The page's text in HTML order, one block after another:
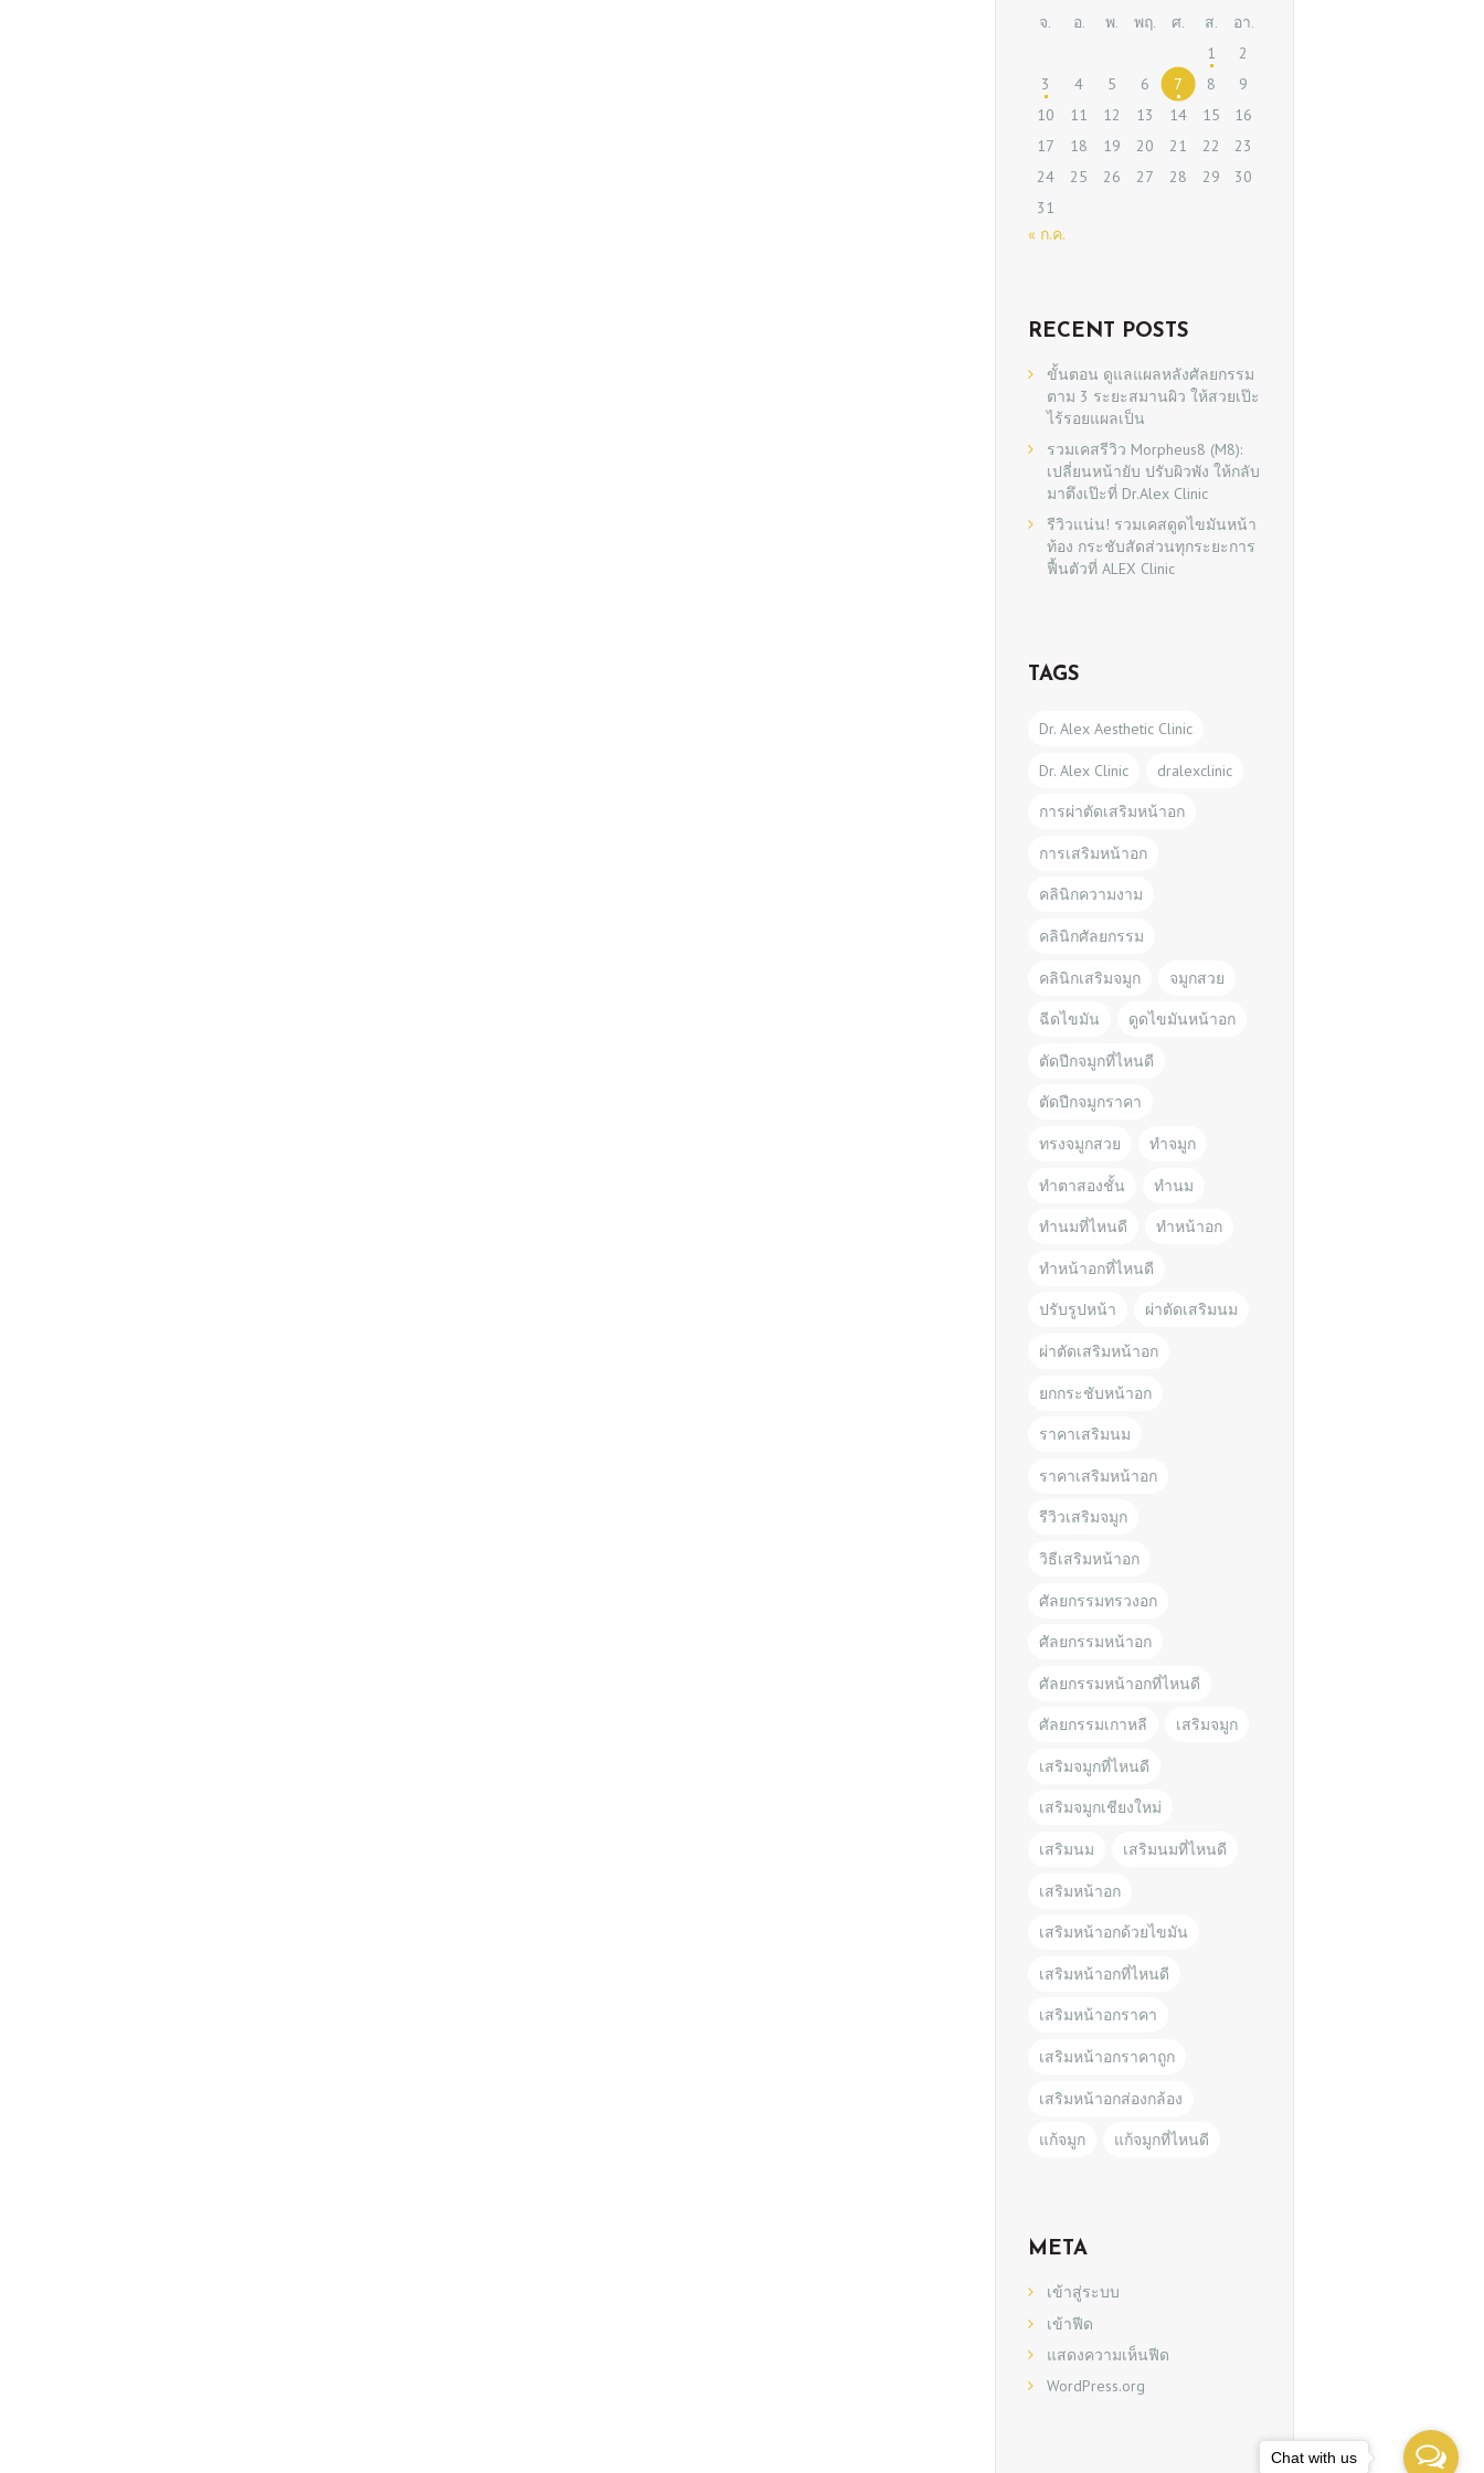
จ.
อ. พ. พฤ. ศ. ส. อา.
1
2
3
4 5 6 7 8
9
10
11 12 13 14 15
16
17
18 19 20 21 22
23
24
25 26 27 28 29
30
31
« ก.ค.
RECENT POSTS
ขั้นตอน ดูแลแผลหลังศัลยกรรม
ตาม 3 ระยะสมานผิว ให้สวยเป๊ะ
ไร้รอยแผลเป็น
รวมเคสรีวิว Morpheus8 (M8):
เปลี่ยนหน้ายับ ปรับผิวพัง ให้กลับ
มาตึงเป๊ะที่ Dr.Alex Clinic
รีวิวแน่น! รวมเคสดูดไขมันหน้า
ท้อง กระชับสัดส่วนทุกระยะการ
ฟื้นตัวที่ ALEX Clinic
TAGS
Dr. Alex Aesthetic Clinic
Dr. Alex Clinic dralexclinic
การผ่าตัดเสริมหน้าอก
การเสริมหน้าอก
คลินิกความงาม
คลินิกศัลยกรรม
คลินิกเสริมจมูก จมูกสวย
ฉีดไขมัน ดูดไขมันหน้าอก
ตัดปีกจมูกที่ไหนดี
ตัดปีกจมูกราคา
ทรงจมูกสวย ทำจมูก
ทำตาสองชั้น ทำนม
ทำนมที่ไหนดี ทำหน้าอก
ทำหน้าอกที่ไหนดี
ปรับรูปหน้า ผ่าตัดเสริมนม
ผ่าตัดเสริมหน้าอก
ยกกระชับหน้าอก
ราคาเสริมนม
ราคาเสริมหน้าอก
รีวิวเสริมจมูก
วิธีเสริมหน้าอก
ศัลยกรรมทรวงอก
ศัลยกรรมหน้าอก
ศัลยกรรมหน้าอกที่ไหนดี
ศัลยกรรมเกาหลี เสริมจมูก
เสริมจมูกที่ไหนดี
เสริมจมูกเชียงใหม่
เสริมนม เสริมนมที่ไหนดี
เสริมหน้าอก
เสริมหน้าอกด้วยไขมัน
เสริมหน้าอกที่ไหนดี
เสริมหน้าอกราคา
เสริมหน้าอกราคาถูก
เสริมหน้าอกส่องกล้อง
แก้จมูก แก้จมูกที่ไหนดี
META
เข้าสู่ระบบ
เข้าฟีด
แสดงความเห็นฟีด
WordPress.org
Chat with us